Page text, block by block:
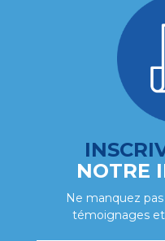
NOTRE
Ne manquez
témoignages